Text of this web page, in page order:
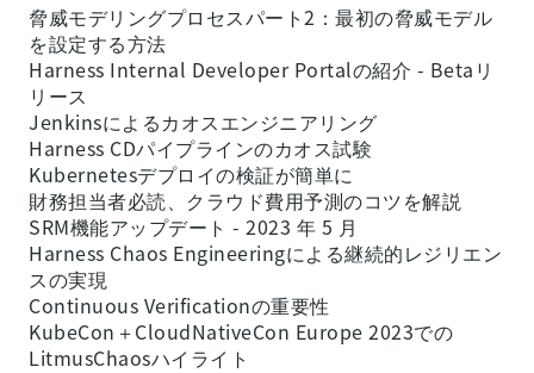
脅威モデリングプロセスパート2：最初の脅威モデル
を設定する方法
Harness Internal Developer Portalの紹介 - Betaリ
リース
Jenkinsによるカオスエンジニアリング
Harness CDパイプラインのカオス試験
Kubernetesデプロイの検証が簡単に
財務担当者必読、クラウド費用予測のコツを解説
SRM機能アップデート - 2023 年 5 月
Harness Chaos Engineeringによる継続的レジリエン
スの実現
Continuous Verificationの重要性
KubeCon＋CloudNativeCon Europe 2023での
LitmusChaosハイライト